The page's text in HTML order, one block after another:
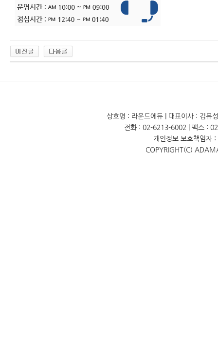
상호명 : 라운드에듀 | 대표이사 : 김유
전화 : 02-6213-6002 | 팩스 :
개인정보 보호책임자
COPYRIGHT(C)